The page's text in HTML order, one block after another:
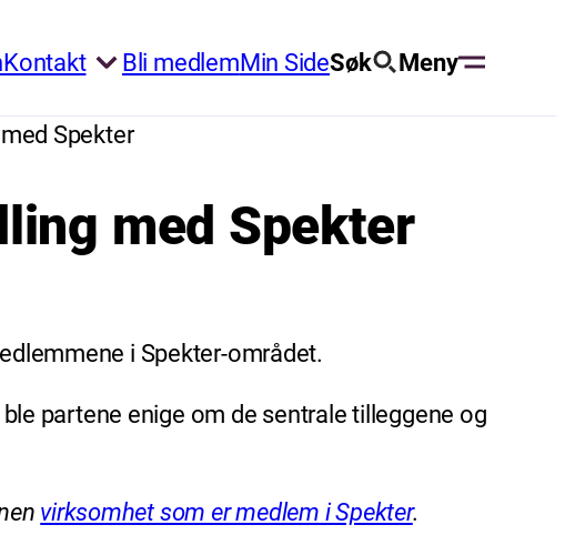
Kontakt Bli medlemMin SideSøk Meny
Spekter
med Spekter
i Spekter-området.
partene enige om de sentrale tilleggene og
virksomhet som er medlem i Spekter.